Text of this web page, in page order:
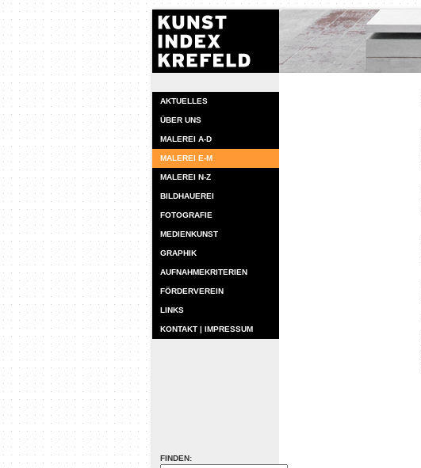
AKTUELLES
ÜBER UNS
MALEREI A-D
MALEREI E-M
MALEREI N-Z
BILDHAUEREI
FOTOGRAFIE
MEDIENKUNST
GRAPHIK
AUFNAHMEKRITERIEN
FÖRDERVEREIN
LINKS
KONTAKT | IMPRESSUM
FINDEN: